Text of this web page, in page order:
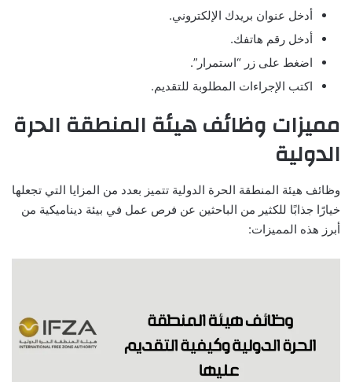
أدخل عنوان بريدك الإلكتروني.
أدخل رقم هاتفك.
اضغط على زر “استمرار”.
اكتب الإجراءات المطلوبة للتقديم.
مميزات وظائف هيئة المنطقة الحرة
الدولية
وظائف هيئة المنطقة الحرة الدولية تتميز بعدد من المزايا التي تجعلها
خيارًا جذابًا للكثير من الباحثين عن فرص عمل في بيئة ديناميكية من
أبرز هذه المميزات: